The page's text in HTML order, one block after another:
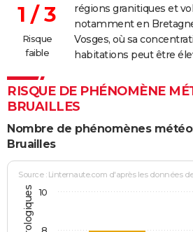
1 / 3
Risque
faible
régions granitiques et
notamment en
Vosges, où sa
habitations peut être
RISQUE DE PHÉNOMÈNE
BRUAILLES
Nombre de phénomènes
Bruailles
Source : Linternaute.com d'après les données
10